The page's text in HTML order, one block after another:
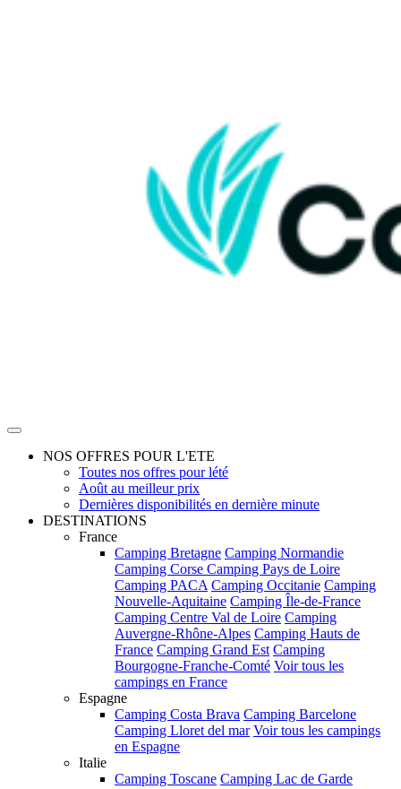
NOS OFFRES POUR L'ETE
Toutes nos offres pour lété
Août au meilleur prix
Dernières disponibilités en dernière minute
DESTINATIONS
France
Camping Bretagne Camping Normandie
Camping Corse Camping Pays de Loire
Camping PACA Camping Occitanie Camping
Nouvelle-Aquitaine Camping Île-de-France
Camping Centre Val de Loire Camping
Auvergne-Rhône-Alpes Camping Hauts de
France Camping Grand Est Camping
Bourgogne-Franche-Comté Voir tous les
campings en France
Espagne
Camping Costa Brava Camping Barcelone
Camping Lloret del mar Voir tous les campings
en Espagne
Italie
Camping Toscane Camping Lac de Garde